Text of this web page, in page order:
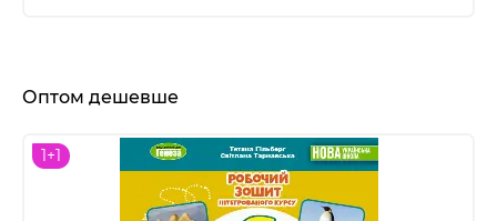
Оптом дешевше
1+1